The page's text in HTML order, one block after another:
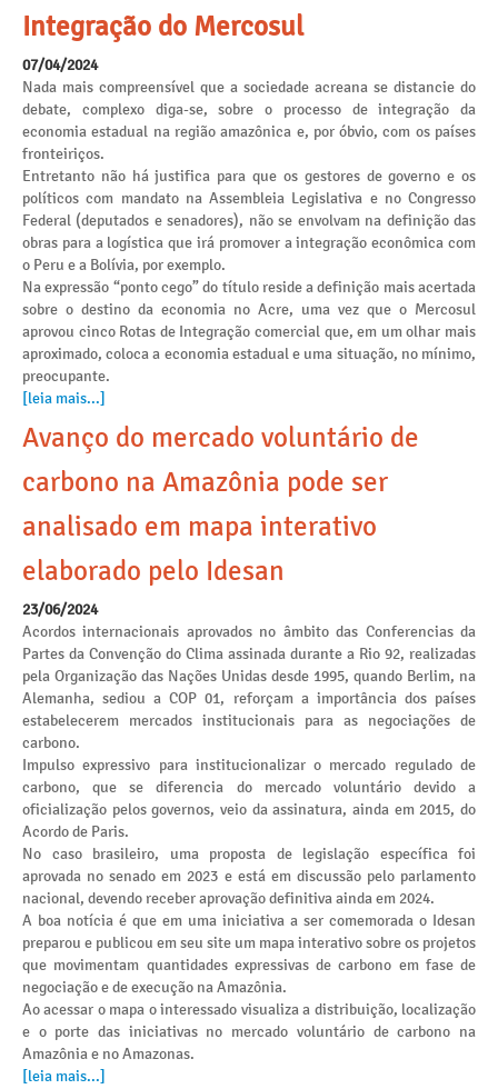
Integração do Mercosul
07/04/2024
Nada mais compreensível que a sociedade acreana se distancie do
debate, complexo diga-se, sobre o processo de integração da
economia estadual na região amazônica e, por óbvio, com os países
fronteiriços.
Entretanto não há justifica para que os gestores de governo e os
políticos com mandato na Assembleia Legislativa e no Congresso
Federal (deputados e senadores), não se envolvam na definição das
obras para a logística que irá promover a integração econômica com
o Peru e a Bolívia, por exemplo.
Na expressão “ponto cego” do título reside a definição mais acertada
sobre o destino da economia no Acre, uma vez que o Mercosul
aprovou cinco Rotas de Integração comercial que, em um olhar mais
aproximado, coloca a economia estadual e uma situação, no mínimo,
preocupante.
[leia mais...]
Avanço do mercado voluntário de
carbono na Amazônia pode ser
analisado em mapa interativo
elaborado pelo Idesan
23/06/2024
Acordos internacionais aprovados no âmbito das Conferencias da
Partes da Convenção do Clima assinada durante a Rio 92, realizadas
pela Organização das Nações Unidas desde 1995, quando Berlim, na
Alemanha, sediou a COP 01, reforçam a importância dos países
estabelecerem mercados institucionais para as negociações de
carbono.
Impulso expressivo para institucionalizar o mercado regulado de
carbono, que se diferencia do mercado voluntário devido a
oficialização pelos governos, veio da assinatura, ainda em 2015, do
Acordo de Paris.
No caso brasileiro, uma proposta de legislação específica foi
aprovada no senado em 2023 e está em discussão pelo parlamento
nacional, devendo receber aprovação definitiva ainda em 2024.
A boa notícia é que em uma iniciativa a ser comemorada o Idesan
preparou e publicou em seu site um mapa interativo sobre os projetos
que movimentam quantidades expressivas de carbono em fase de
negociação e de execução na Amazônia.
Ao acessar o mapa o interessado visualiza a distribuição, localização
e o porte das iniciativas no mercado voluntário de carbono na
Amazônia e no Amazonas.
[leia mais...]